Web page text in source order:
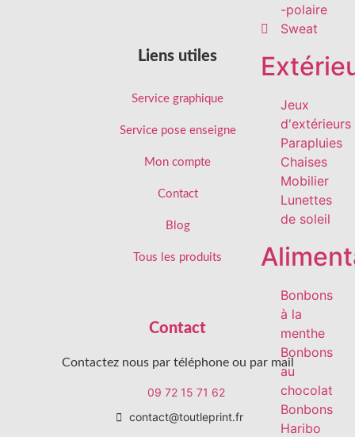
-polaire
Sweat
Jeux
d'extérieurs
Parapluies
Chaises
Mobilier
Lunettes
de soleil
Bonbons
à la
menthe
Bonbons
au
chocolat
Bonbons
Haribo
Liens utiles
Service graphique
Service pose enseigne
Mon compte
Contact
Blog
Tous les produits
Contact
Contactez nous par téléphone ou par mail
09 72 15 71 62
contact@toutleprint.fr